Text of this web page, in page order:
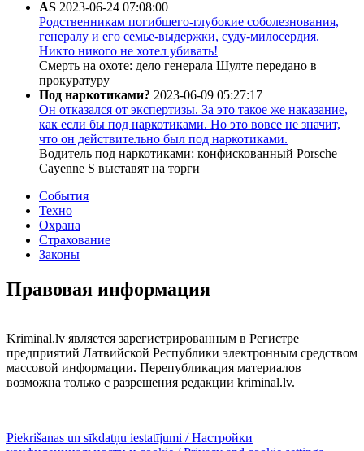
AS 2023-06-24 07:08:00
Родственникам погибшего-глубокие соболезнования,
генералу и его семье-выдержки, суду-милосердия.
Никто никого не хотел убивать!
Смерть на охоте: дело генерала Шулте передано в
прокуратуру
Под наркотиками? 2023-06-09 05:27:17
Он отказался от экспертизы. За это такое же наказание,
как если бы под наркотиками. Но это вовсе не значит,
что он действительно был под наркотиками.
Водитель под наркотиками: конфискованный Porsche
Cayenne S выставят на торги
События
Техно
Охрана
Страхование
Законы
Правовая информация
Kriminal.lv является зарегистрированным в Регистре
предприятий Латвийской Республики электронным средством
массовой информации. Перепубликация материалов
возможна только с разрешения редакции kriminal.lv.
Piekrišanas un sīkdatņu iestatījumi / Настройки